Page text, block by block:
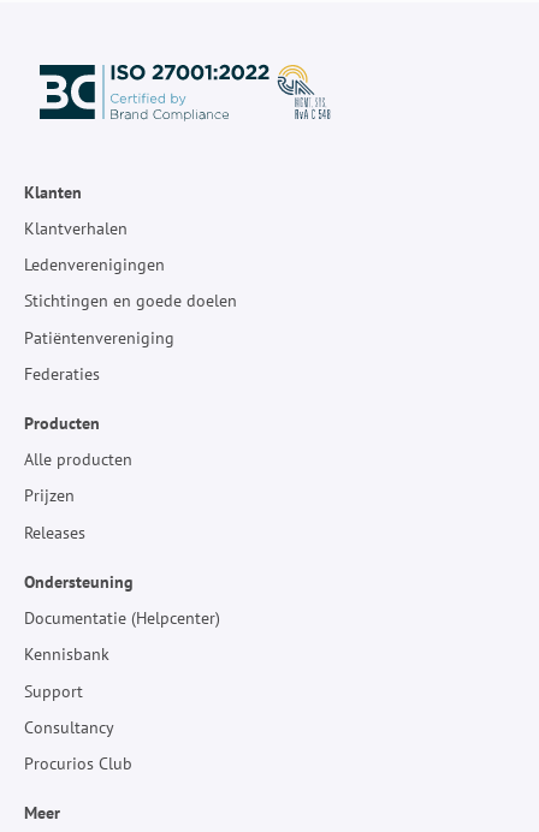
Klanten
Klantverhalen
Ledenverenigingen
Stichtingen en goede doelen
Patiëntenvereniging
Federaties
Producten
Alle producten
Prijzen
Releases
Ondersteuning
Documentatie (Helpcenter)
Kennisbank
Support
Consultancy
Procurios Club
Meer